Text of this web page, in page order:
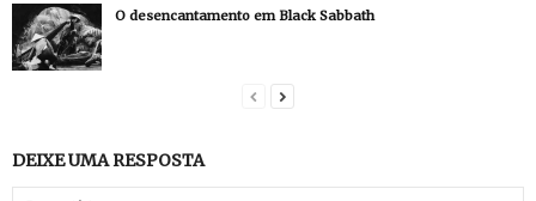
O desencantamento em Black Sabbath
DEIXE UMA RESPOSTA